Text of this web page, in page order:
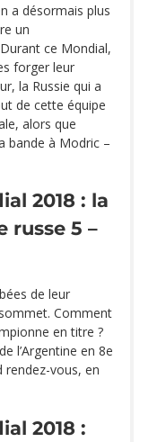
a désormais plus
un
ce Mondial,
forger leur
la Russie qui a
de cette équipe
alors que
bande à Modric –
2018 : la
russe 5 –
de leur
Comment
en titre ?
l’Argentine en 8e
rendez-vous, en
2018 :